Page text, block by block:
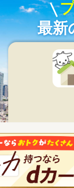
最新